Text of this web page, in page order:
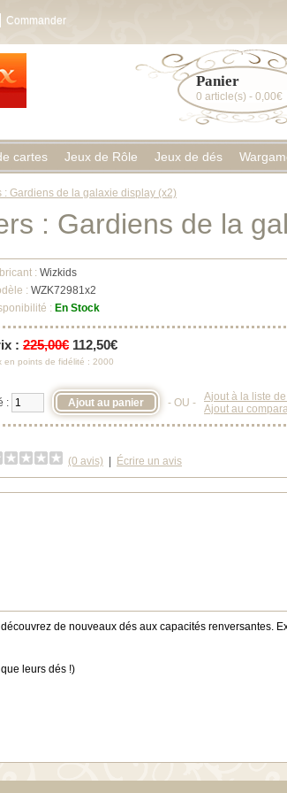
Panier
0 article(s) - 0,00€
Commander
cartes Jeux de Rôle Jeux de dés
: Gardiens de la galaxie display (x2)
: Gardiens de la
: Wizkids
: WZK72981x2
: En Stock
: 225,00€ 112,50€
en points de fidélité : 2000
: - OU -
Ajout à la liste
Ajout au
(0 avis) Écrire un avis
de nouveaux dés aux capacités renversantes.
leurs dés !)